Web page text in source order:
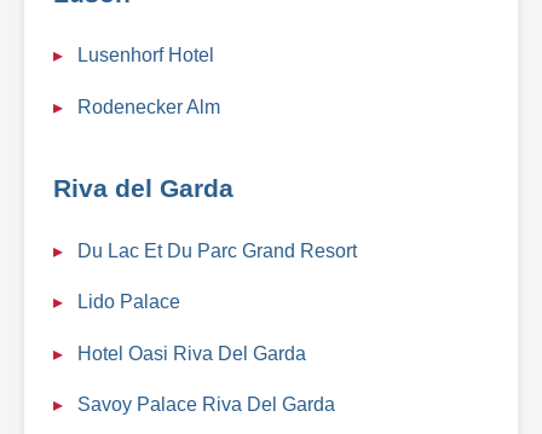
Lusenhorf Hotel
Rodenecker Alm
Riva del Garda
Du Lac Et Du Parc Grand Resort
Lido Palace
Hotel Oasi Riva Del Garda
Savoy Palace Riva Del Garda